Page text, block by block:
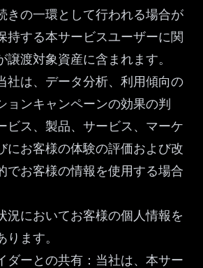
きの一環として行われる場合が
持する本サービスユーザーに関
譲渡対象資産に含まれます。
社は、データ分析、利用傾向の
ョンキャンペーンの効果の判
ビス、製品、サービス、マーケ
にお客様の体験の評価および改
でお客様の情報を使用する場合
況においてお客様の個人情報を
ます。
ダーとの共有：当社は、本サー